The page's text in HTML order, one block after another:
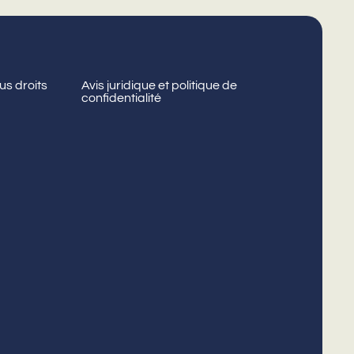
droits
Avis juridique et politique de
confidentialité